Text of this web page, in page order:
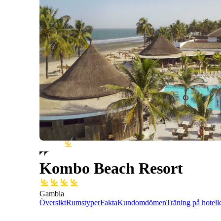
Kombo Beach Resort
Gambia
ÖversiktRumstyperFaktaKundomdömenTräning på